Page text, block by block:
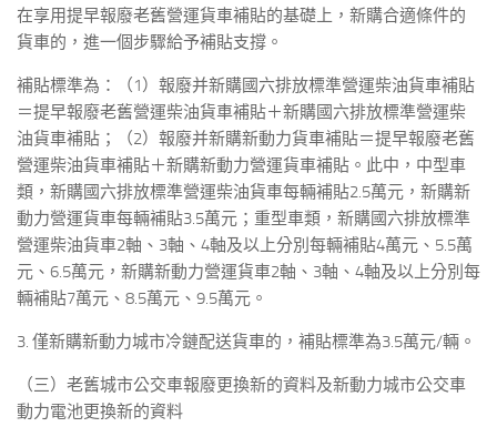
在享用提早報廢老舊營運貨車補貼的基礎上，新購合適條件的
貨車的，進一個步驟給予補貼支撐。
補貼標準為：（1）報廢并新購國六排放標準營運柴油貨車補貼
＝提早報廢老舊營運柴油貨車補貼＋新購國六排放標準營運柴
油貨車補貼；（2）報廢并新購新動力貨車補貼＝提早報廢老舊
營運柴油貨車補貼＋新購新動力營運貨車補貼。此中，中型車
類，新購國六排放標準營運柴油貨車每輛補貼2.5萬元，新購新
動力營運貨車每輛補貼3.5萬元；重型車類，新購國六排放標準
營運柴油貨車2軸、3軸、4軸及以上分別每輛補貼4萬元、5.5萬
元、6.5萬元，新購新動力營運貨車2軸、3軸、4軸及以上分別每
輛補貼7萬元、8.5萬元、9.5萬元。
3. 僅新購新動力城市冷鏈配送貨車的，補貼標準為3.5萬元/輛。
（三）老舊城市公交車報廢更換新的資料及新動力城市公交車
動力電池更換新的資料